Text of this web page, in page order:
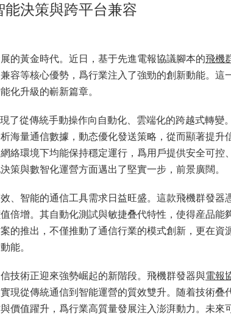
決策與跨平台兼容
的黃金時代。近日，基于先進電報協議腳本的飛機
容等核心優勢，爲行業注入了強勁的創新動能。這
化升級的嶄新篇章。
了從傳統手動操作向自動化、雲端化的跨越式轉變
海量通信數據，動态優化發送策略，從而顯著提升
絡環境下均能保持穩定運行，爲用戶提供安全可控
與數智化運營方面邁出了堅實一步，前景廣闊。
、智能的通信工具需求日益旺盛。這款飛機群發器
倍增。其自動化測試與敏捷叠代特性，使得産品能
的推出，不僅推動了通信行業的模式創新，更在資
能。
技術正迎來強勢崛起的新階段。飛機群發器與電報
現從傳統通信到智能運營的質效雙升。随着技術叠
價值躍升，爲行業高質量發展注入澎湃動力。未來